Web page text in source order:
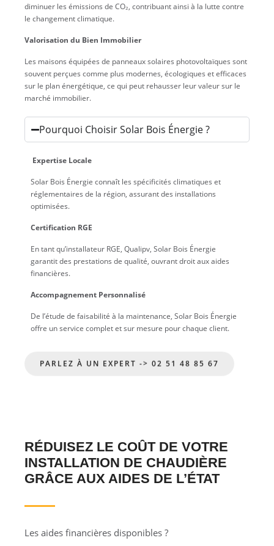
diminuer les émissions de CO₂, contribuant ainsi à la lutte contre
le changement climatique.
Valorisation du Bien Immobilier
Les maisons équipées de panneaux solaires photovoltaïques sont
souvent perçues comme plus modernes, écologiques et efficaces
sur le plan énergétique, ce qui peut rehausser leur valeur sur le
marché immobilier.
Pourquoi Choisir Solar Bois Énergie ?
Expertise Locale
Solar Bois Énergie connaît les spécificités climatiques et
réglementaires de la région, assurant des installations
optimisées.
Certification RGE
En tant qu’installateur RGE, Qualipv, Solar Bois Énergie
garantit des prestations de qualité, ouvrant droit aux aides
financières.
Accompagnement Personnalisé
De l’étude de faisabilité à la maintenance, Solar Bois Énergie
offre un service complet et sur mesure pour chaque client.
PARLEZ À UN EXPERT -> 02 51 48 85 67
RÉDUISEZ LE COÛT DE VOTRE
INSTALLATION DE CHAUDIÈRE
GRÂCE AUX AIDES DE L’ÉTAT
Les aides financières disponibles ?